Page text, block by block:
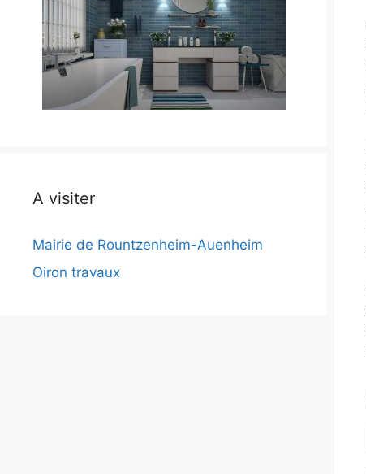
A visiter
Mairie de Rountzenheim-Auenheim
Oiron travaux